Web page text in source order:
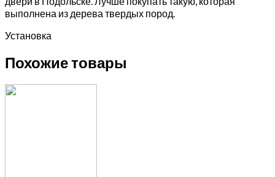
выполнена из дерева твердых пород.
Установка
Похожие товары